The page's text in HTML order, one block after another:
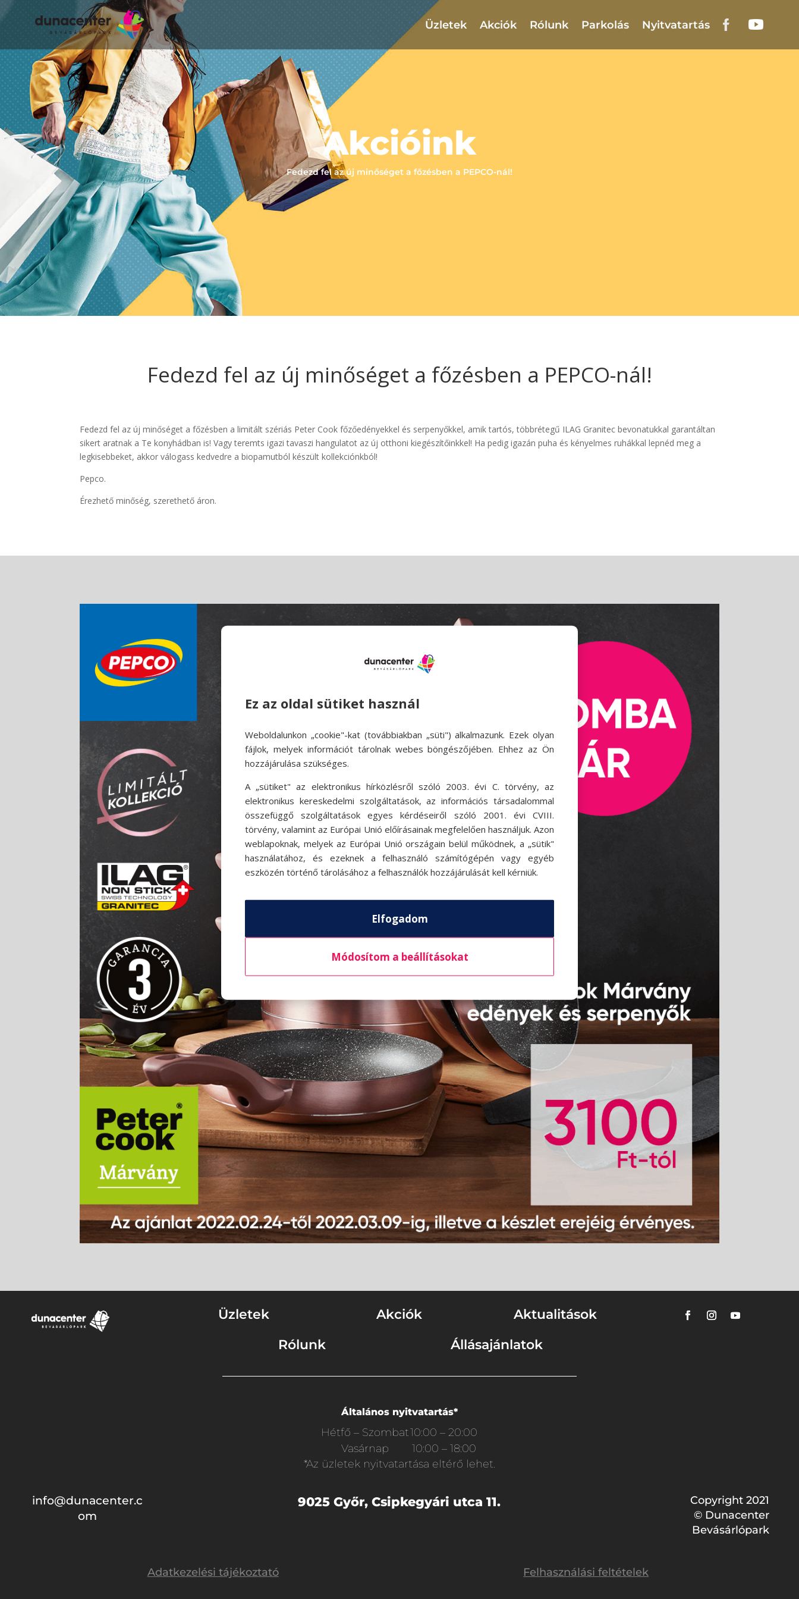
Üzletek Akciók Rólunk Parkolás Nyitvatartás
Akcióink
Fedezd fel az új minőséget a főzésben a PEPCO-nál!
Fedezd fel az új minőséget a főzésben a PEPCO-nál!
Fedezd fel az új minőséget a főzésben a limitált szériás Peter Cook főzőedényekkel és serpenyőkkel, amik tartós, többrétegű ILAG Granitec bevonatukkal garantáltan
sikert aratnak a Te konyhádban is! Vagy teremts igazi tavaszi hangulatot az új otthoni kiegészítőinkkel! Ha pedig igazán puha és kényelmes ruhákkal lepnéd meg a
legkisebbeket, akkor válogass kedvedre a biopamutból készült kollekciónkból!
Pepco.
Érezhető minőség, szerethető áron.
Üzletek Akciók
Aktualitások
Rólunk
Állásajánlatok
Általános nyitvatartás*
Hétfő – Szombat10:00 – 20:00
Vasárnap
10:00 – 18:00
*Az üzletek nyitvatartása eltérő lehet.
info@dunacenter.c
om
9025 Győr, Csipkegyári utca 11.
Copyright 2021
© Dunacenter
Bevásárlópark
Adatkezelési tájékoztató Felhasználási feltételek
Ez az oldal sütiket használ
Weboldalunkon „cookie"-kat (továbbiakban „süti") alkalmazunk. Ezek olyan
fájlok, melyek információt tárolnak webes böngészőjében. Ehhez az Ön
hozzájárulása szükséges.
A „sütiket" az elektronikus hírközlésről szóló 2003. évi C. törvény, az
elektronikus kereskedelmi szolgáltatások, az információs társadalommal
összefüggő szolgáltatások egyes kérdéseiről szóló 2001. évi CVIII.
törvény, valamint az Európai Unió előírásainak megfelelően használjuk. Azon
weblapoknak, melyek az Európai Unió országain belül működnek, a „sütik"
használatához, és ezeknek a felhasználó számítógépén vagy egyéb
eszközén történő tárolásához a felhasználók hozzájárulását kell kérniük.
Elfogadom
Módosítom a beállításokat